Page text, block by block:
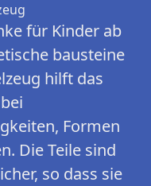
für Kinder ab
bausteine
hilft das
Formen
Die Teile sind
so dass sie